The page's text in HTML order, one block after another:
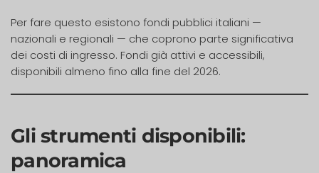
Per fare questo esistono fondi pubblici italiani —
nazionali e regionali — che coprono parte significativa
dei costi di ingresso. Fondi già attivi e accessibili,
disponibili almeno fino alla fine del 2026.
Gli strumenti disponibili:
panoramica